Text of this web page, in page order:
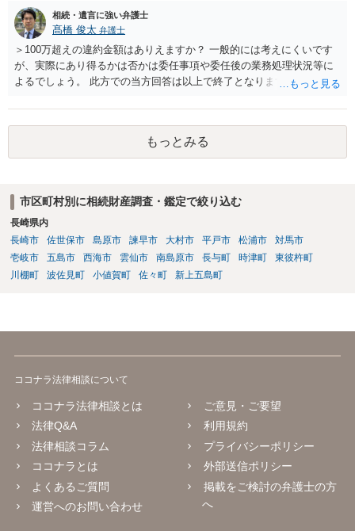
相続・遺言に強い弁護士
髙橋 俊太 弁護士
＞100万超えの違約金額はありえますか？ 一般的には考えにくいです
が、実際にあり得るかは否かは委任事項や委任後の業務処理状況等に
よるでしょう。 此方での当方回答は以上で終了となりますが、参考に
もっとみる
市区町村別に相続財産調査・鑑定で絞り込む
長崎県内
長崎市
佐世保市 島原市 諫早市 大村市 平戸市 松浦市
対馬市
壱岐市
五島市 西海市 雲仙市 南島原市 長与町 時津町
東彼杵町
川棚町
波佐見町 小値賀町 佐々町 新上五島町
ココナラ法律相談について
ココナラ法律相談とは
法律Q&A
法律相談コラム
ココナラとは
よくあるご質問
運営へのお問い合わせ
ご意見・ご要望
利用規約
プライバシーポリシー
外部送信ポリシー
掲載をご検討の弁護士の方
へ